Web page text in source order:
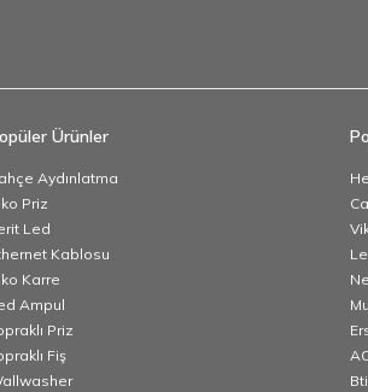
Ürünler
Aydınlatma
Priz
Led
Kablosu
Karre
Ampul
Priz
Fiş